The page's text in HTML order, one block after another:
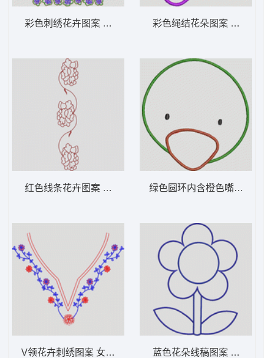
彩色刺绣花卉图案 女装服装时装
红色线条花卉图案 女装服装时装
V领花卉刺绣图案 女装服装时装
彩色绳结花朵
蓝色花朵线稿